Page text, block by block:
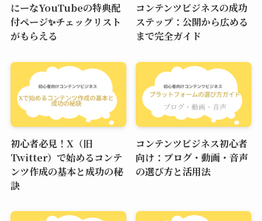
にーなYouTubeの特典配
付ページ✨チェックリスト
がもらえる
コンテンツビジネスの成功
ステップ：公開から広める
まで完全ガイド
初心者必見！X（旧
Twitter）で始めるコンテ
ンツ作成の基本と成功の秘
訣
コンテンツビジネス初心者
向け：ブログ・動画・音声
の選び方と活用法